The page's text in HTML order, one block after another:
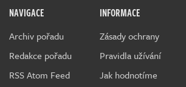
NAVIGACE
Archiv pořadu
Redakce pořadu
RSS Atom Feed
INFORMACE
Zásady ochrany
Pravidla užívání
Jak hodnotíme